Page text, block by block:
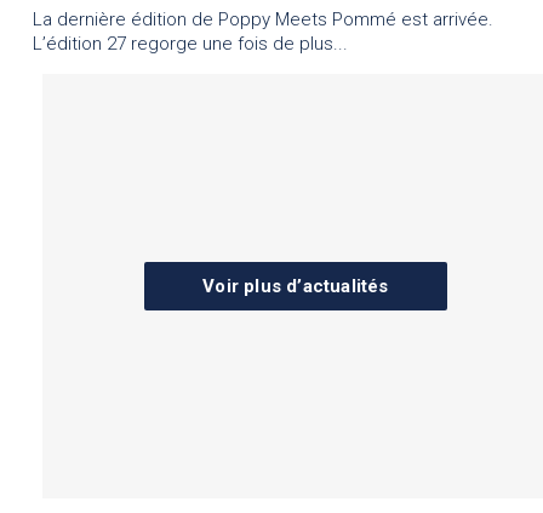
La dernière édition de Poppy Meets Pommé est arrivée.
L’édition 27 regorge une fois de plus...
Voir plus d’actualités